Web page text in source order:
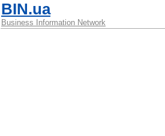
BIN.ua
Business Information Network